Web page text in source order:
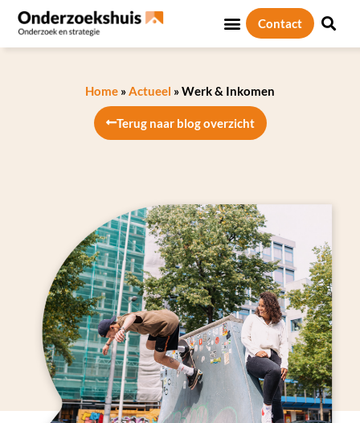
Contact
Home »Actueel »Werk & Inkomen
Terug naar blog overzicht